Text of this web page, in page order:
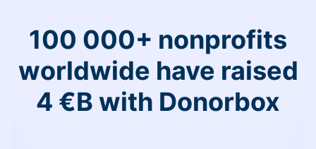
100 000+ nonprofits
worldwide have raised
4 €B with Donorbox